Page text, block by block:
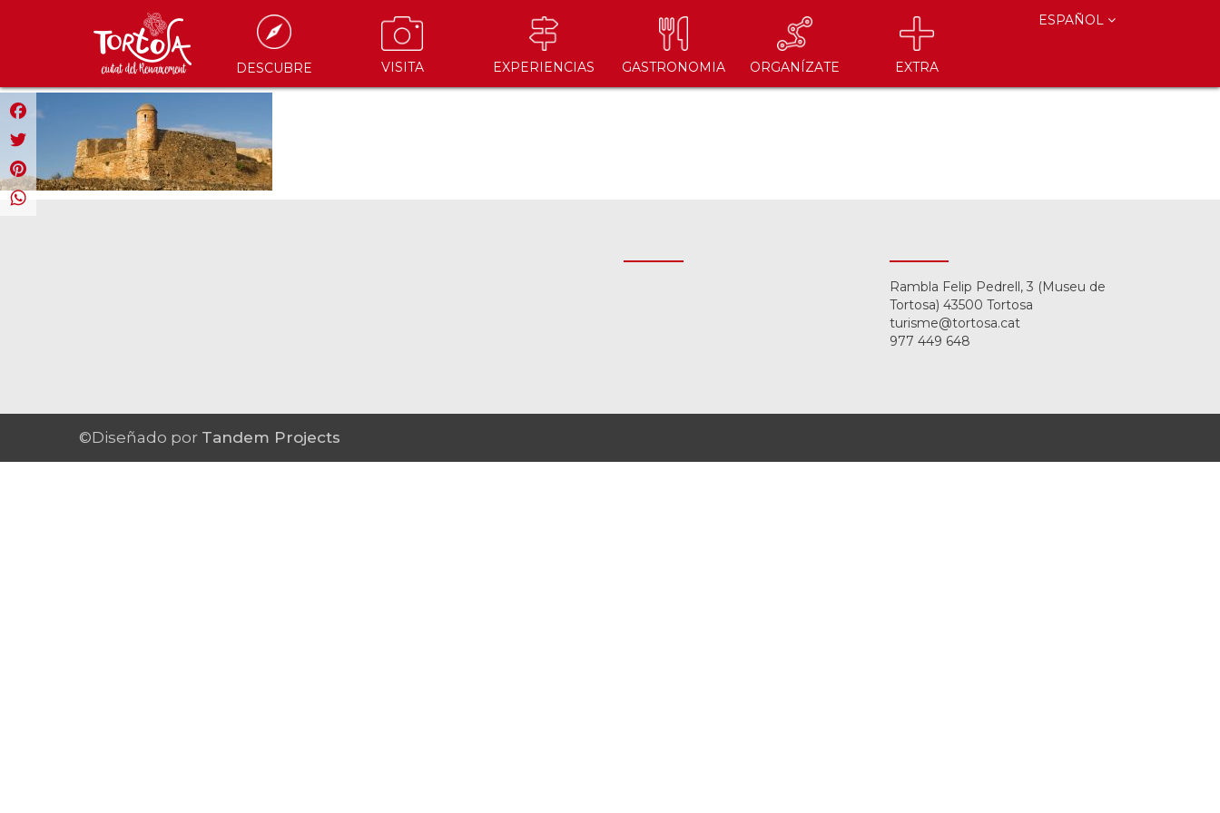
DESCUBRE VISITA EXPERIENCIAS GASTRONOMIA ORGANÍZATE EXTRA
ESPAÑOL
Rambla Felip Pedrell, 3 (Museu de
Tortosa) 43500 Tortosa
turisme@tortosa.cat
977 449 648
©Diseñado por Tandem Projects
Facebook
Twitter
Pinterest